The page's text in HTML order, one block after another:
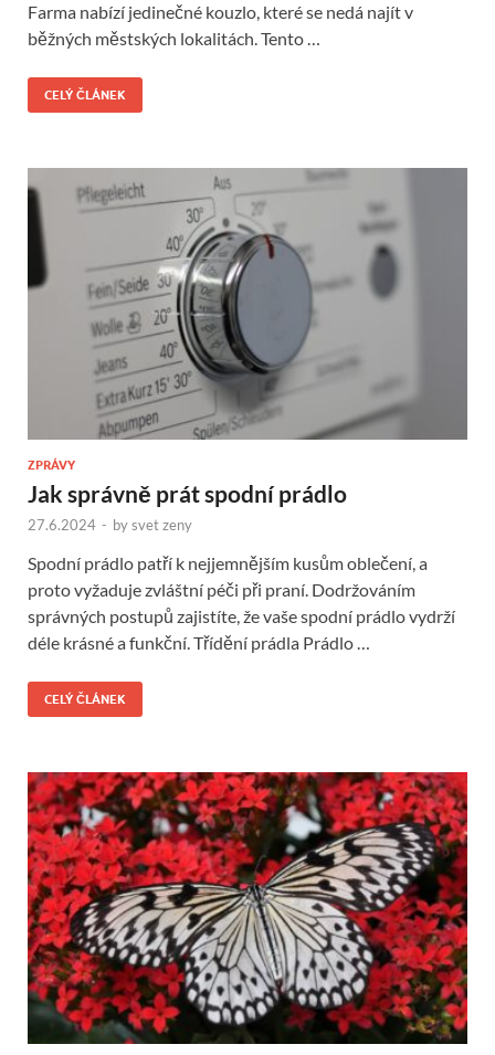
Farma nabízí jedinečné kouzlo, které se nedá najít v
běžných městských lokalitách. Tento …
CELÝ ČLÁNEK
ZPRÁVY
Jak správně prát spodní prádlo
27.6.2024 - bysvet zeny
Spodní prádlo patří k nejjemnějším kusům oblečení, a
proto vyžaduje zvláštní péči při praní. Dodržováním
správných postupů zajistíte, že vaše spodní prádlo vydrží
déle krásné a funkční. Třídění prádla Prádlo …
CELÝ ČLÁNEK